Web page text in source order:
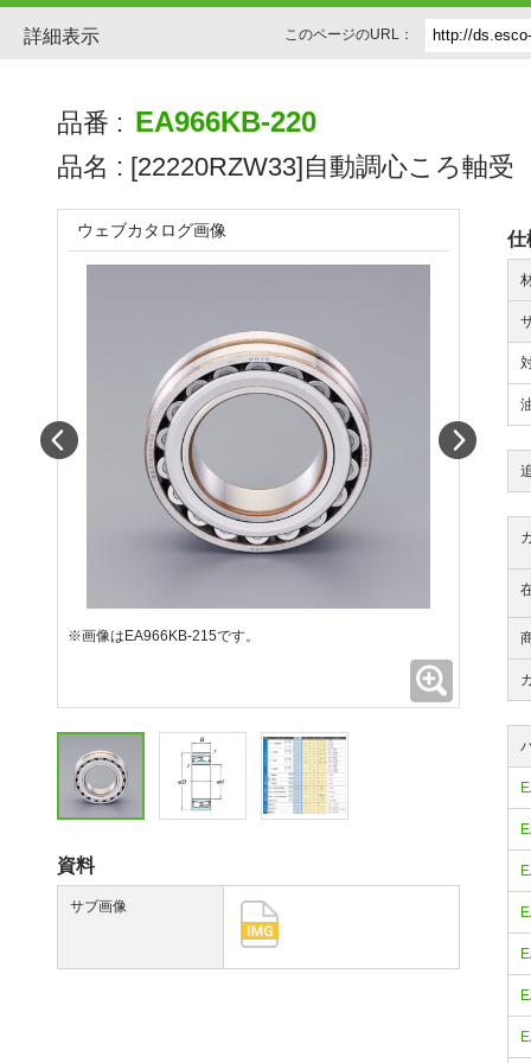
詳細表示 このページのURL：
品番 : EA966KB-220
品名 : [22220RZW33]自動調心ころ軸受
仕
ウェブカタログ画像
※画像はEA966KB-215です。
資料
サブ画像